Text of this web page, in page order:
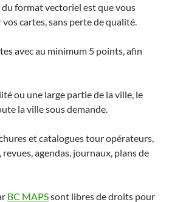
format vectoriel est que vous
cartes, sans perte de qualité.
avec au minimum 5 points, afin
ou une large partie de la ville, le
la ville sous demande.
et catalogues tour opérateurs,
agendas, journaux, plans de
BC MAPSsont libres de droits pour